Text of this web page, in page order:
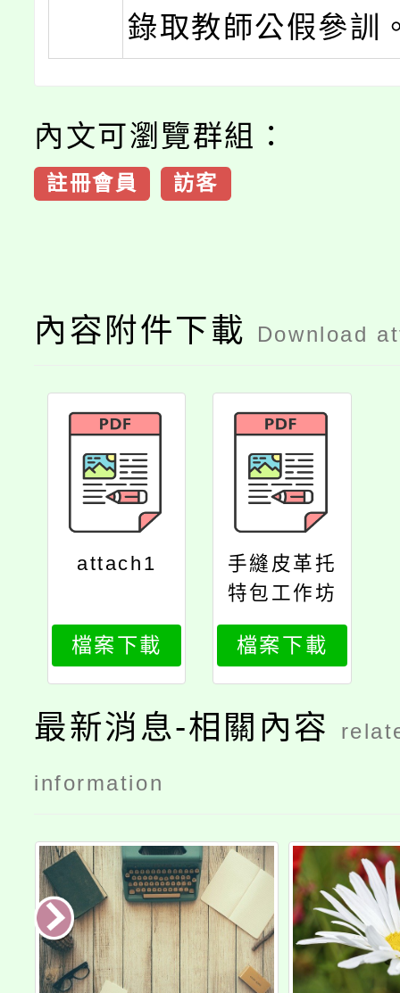
錄取教師公假參訓
內文可瀏覽群組：
註冊會員 訪客
內容附件下載 Download
attach1
檔案下載
手縫皮革托
特包工作坊
檔案下載
最新消息-相關內容
information